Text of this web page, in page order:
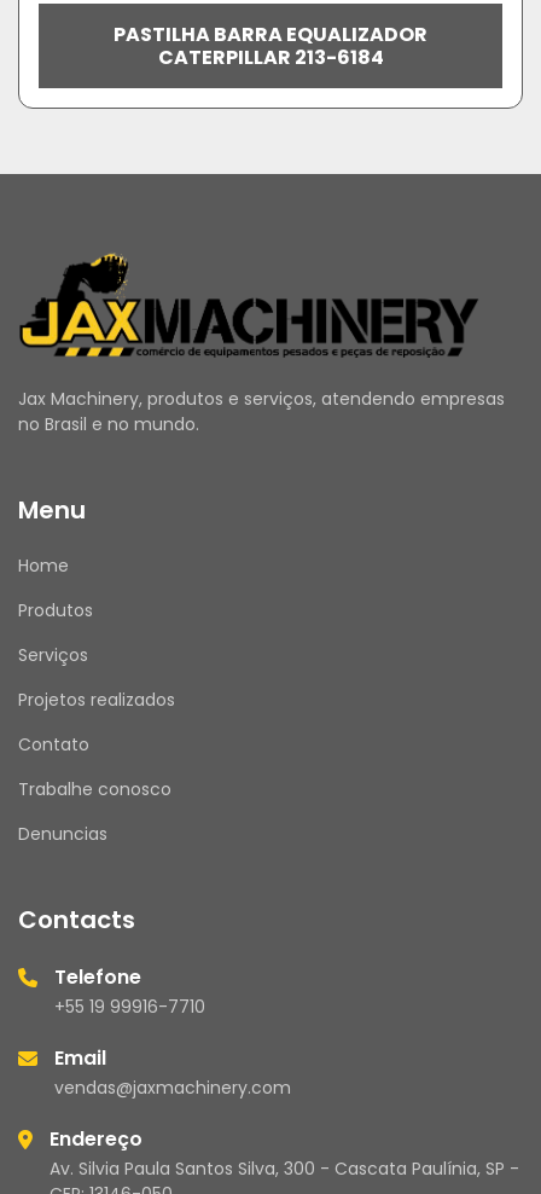
PASTILHA BARRA EQUALIZADOR
CATERPILLAR 213-6184
Jax Machinery, produtos e serviços, atendendo empresas
no Brasil e no mundo.
Menu
Home
Produtos
Serviços
Projetos realizados
Contato
Trabalhe conosco
Denuncias
Contacts
Telefone
+55 19 99916-7710
Email
vendas@jaxmachinery.com
Endereço
Av. Silvia Paula Santos Silva, 300 - Cascata Paulínia, SP -